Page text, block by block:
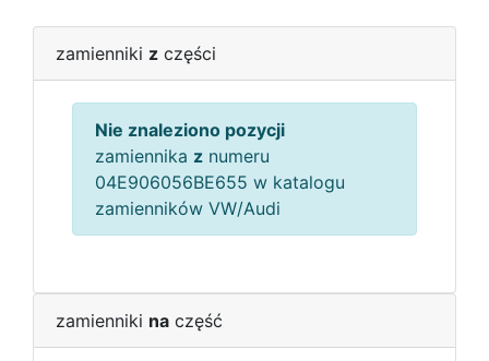
zamienniki z części
Nie znaleziono pozycji
zamiennika z numeru
04E906056BE655 w katalogu
zamienników VW/Audi
zamienniki na część